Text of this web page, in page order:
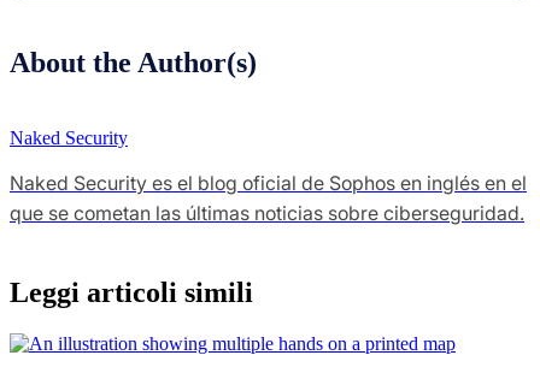
About the Author(s)
Naked Security
Naked Security es el blog oficial de Sophos en inglés en el
que se cometan las últimas noticias sobre ciberseguridad.
Leggi articoli simili